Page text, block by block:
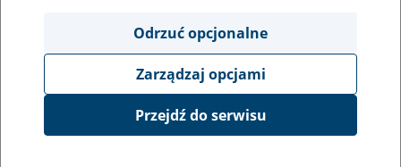
Od 14 kwietnia płatnicy składek mogą korzystać z
nowej aplikacji mobilnej mZUS dla Płatnika. Dzięki
niej przedsiębiorcy sprawdzą saldo w ZUS, zobaczą
zwolnienia lekarskie pracowników czy wyślą
wybrane wnioski – bezpośrednio z telefonu.
Odrzuć opcjonalne
Zarządzaj opcjami
Przejdź do serwisu